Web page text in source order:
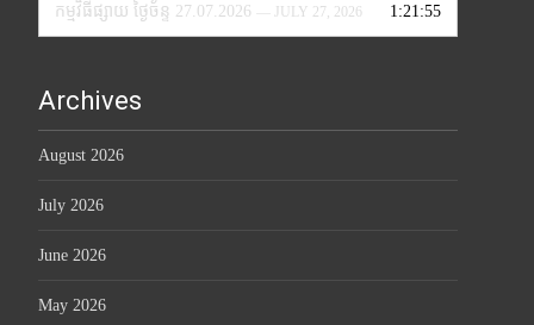
កម្មវិធីផ្សាយ ថ្ងៃច័ន្ទ 27.07.2026
— JULY 27, 2026 1:21:55
Archives
August 2026
July 2026
June 2026
May 2026